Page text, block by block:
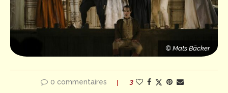
© Mats Bäcker
© Mats Bäcker
0 commentaires 3